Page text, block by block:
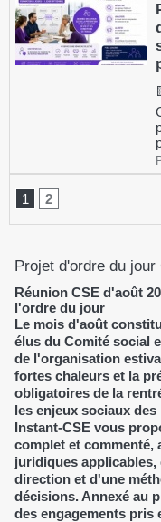
1 2
Projet d'ordre du jour
Réunion CSE d'août
l'ordre du jour
Le mois d'août
élus du Comité social
de l'organisation
fortes chaleurs et la
obligatoires de la
les enjeux sociaux
Instant-CSE vous
complet et commenté,
juridiques applicables,
direction et d'une
décisions. Annexé au
des engagements pris